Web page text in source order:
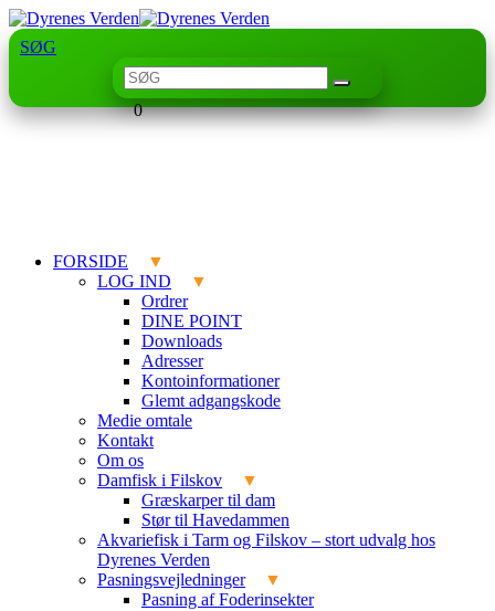
SØG
0
FORSIDE
LOG IND
Ordrer
DINE POINT
Downloads
Adresser
Kontoinformationer
Glemt adgangskode
Medie omtale
Kontakt
Om os
Damfisk i Filskov
Græskarper til dam
Stør til Havedammen
Akvariefisk i Tarm og Filskov – stort udvalg hos
Dyrenes Verden
Pasningsvejledninger
Pasning af Foderinsekter